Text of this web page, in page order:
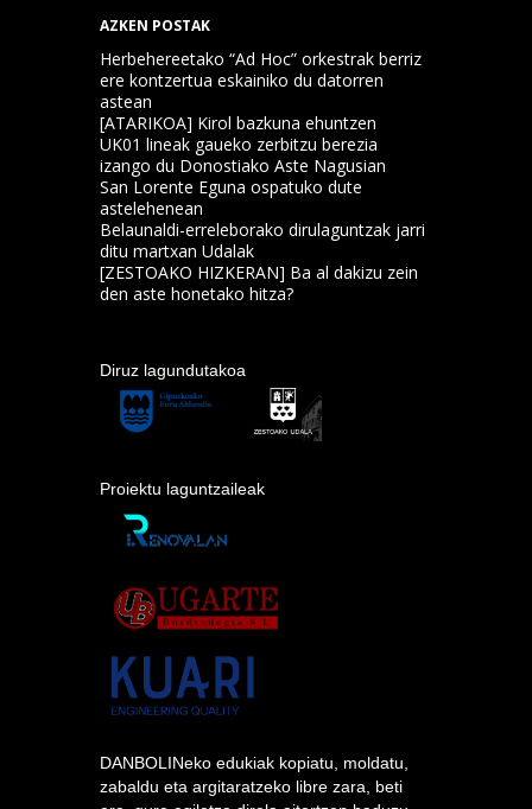
AZKEN POSTAK
Herbehereetako “Ad Hoc” orkestrak berriz
ere kontzertua eskainiko du datorren
astean
[ATARIKOA] Kirol bazkuna ehuntzen
UK01 lineak gaueko zerbitzu berezia
izango du Donostiako Aste Nagusian
San Lorente Eguna ospatuko dute
astelehenean
Belaunaldi-erreleborako dirulaguntzak jarri
ditu martxan Udalak
[ZESTOAKO HIZKERAN] Ba al dakizu zein
den aste honetako hitza?
Diruz lagundutakoa
Proiektu laguntzaileak
DANBOLINeko edukiak kopiatu, moldatu,
zabaldu eta argitaratzeko libre zara, beti